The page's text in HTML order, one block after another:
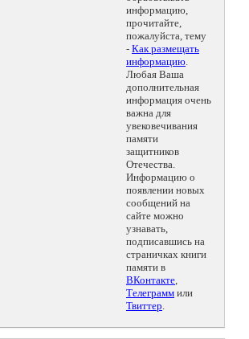
информацию,
прочитайте,
пожалуйста, тему
- Как размещать
информацию.
Любая Ваша
дополнительная
информация очень
важна для
увековечивания
памяти
защитников
Отечества.
Информацию о
появлении новых
сообщений на
сайте можно
узнавать,
подписавшись на
страничках книги
памяти в
ВКонтакте,
Телеграмм или
Твиттер.